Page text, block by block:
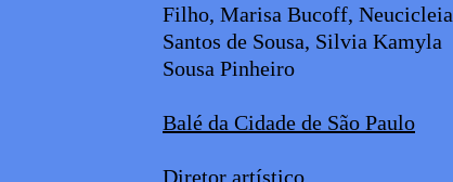
Filho, Marisa Bucoff, Neucicleia
Santos de Sousa, Silvia Kamyla
Sousa Pinheiro
Balé da Cidade de São Paulo
Diretor artístico